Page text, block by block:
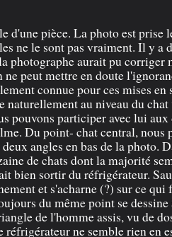
d'une pièce. La photo est prise
ne le sont pas vraiment. Il y a
photographe aurait pu corriger
peut mettre en doute
connue pour ces mises en
au niveau du chat
pouvons participer avec lui
Du point- chat central, nous
angles en bas de la photo.
de chats dont la majorité
bien sortir du réfrigérateur.
et s'acharne (?) sur ce qui
du même point se
de l'homme assis, vu de
ne semble rien en